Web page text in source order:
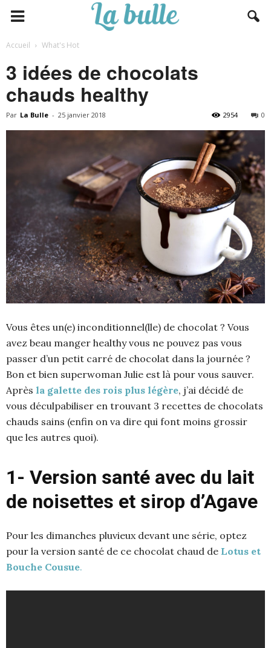
Accueil What's Hot
3 idées de chocolats
chauds healthy
Par La Bulle - 25 janvier 2018 0
2954
Vous êtes un(e) inconditionnel(lle) de chocolat ? Vous
avez beau manger healthy vous ne pouvez pas vous
passer d’un petit carré de chocolat dans la journée ?
Bon et bien superwoman Julie est là pour vous sauver.
Après la galette des rois plus légère, j’ai décidé de
vous déculpabiliser en trouvant 3 recettes de chocolats
chauds sains (enfin on va dire qui font moins grossir
que les autres quoi).
1- Version santé avec du lait
de noisettes et sirop d’Agave
Pour les dimanches pluvieux devant une série, optez
pour la version santé de ce chocolat chaud de Lotus et
Bouche Cousue.